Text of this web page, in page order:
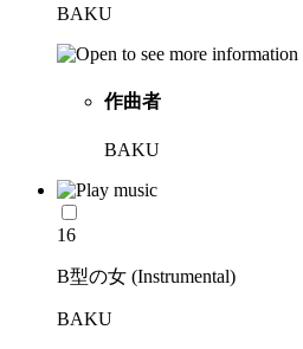
BAKU
作曲者
BAKU
16
B型の女 (Instrumental)
BAKU